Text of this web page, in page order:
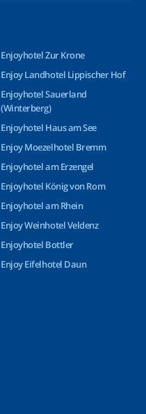
Enjoyhotel Zur Krone
Enjoy Landhotel Lippischer Hof
Enjoyhotel Sauerland
(Winterberg)
Enjoyhotel Haus am See
Enjoy Moezelhotel Bremm
Enjoyhotel am Erzengel
Enjoyhotel König von Rom
Enjoyhotel am Rhein
Enjoy Weinhotel Veldenz
Enjoyhotel Bottler
Enjoy Eifelhotel Daun